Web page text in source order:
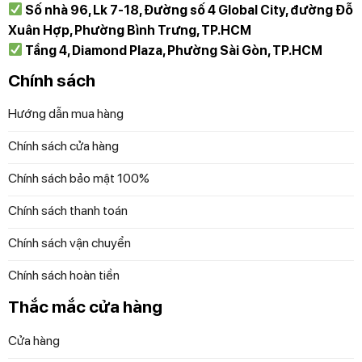
diepanhhangduc.com
Fanpage:
https://www.facebook.com/diepanhhangducvn
https://www.facebook.com/diepanhgiadungduc
https://www.facebook.com/diepanhhangduc2711
Diệp Anh – Hàng Đức
những sản phẩm gia dụng chính hãng, độc quyền
và mới nhất với những cam kết 100% chất lượng
Số nhà 96, Lk 7-18, Đường số 4 Global City, đường Đỗ
Xuân Hợp, Phường Bình Trưng, TP.HCM
Tầng 4, Diamond Plaza, Phường Sài Gòn, TP.HCM
Chính sách
Hướng dẫn mua hàng
Chính sách cửa hàng
Chính sách bảo mật 100%
Chính sách thanh toán
Chính sách vận chuyển
Chính sách hoàn tiền
Thắc mắc cửa hàng
Cửa hàng